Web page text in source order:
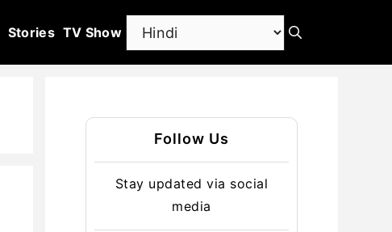
Stories TV Show
Follow Us
Stay updated via social
media